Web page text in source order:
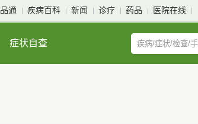
通 疾病百科 新闻 诊疗 药品 医院在线
症状自查